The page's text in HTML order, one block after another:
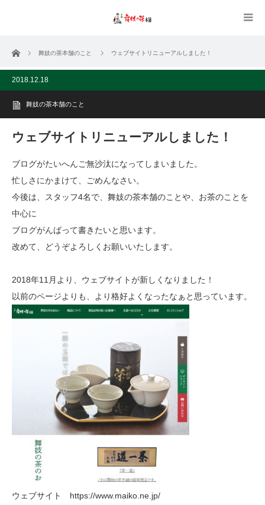
ホーム 舞妓の茶本舗のこと ウェブサイトリニューアルしました！
2018.12.18
舞妓の茶本舗のこと
ウェブサイトリニューアルしました！
ブログがたいへんご無沙汰になってしまいました。
忙しさにかまけて、ごめんなさい。
今後は、スタッフ4名で、舞妓の茶本舗のことや、お茶のことを
中心に
ブログがんばって書きたいと思います。
改めて、どうぞよろしくお願いいたします。
2018年11月より、ウェブサイトが新しくなりました！
以前のページよりも、より格好よくなったなぁと思っています。
ウェブサイト https://www.maiko.ne.jp/